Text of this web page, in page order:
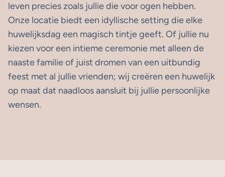
leven precies zoals jullie die voor ogen hebben.
Onze locatie biedt een idyllische setting die elke
huwelijksdag een magisch tintje geeft. Of jullie nu
kiezen voor een intieme ceremonie met alleen de
naaste familie of juist dromen van een uitbundig
feest met al jullie vrienden; wij creëren een huwelijk
op maat dat naadloos aansluit bij jullie persoonlijke
wensen.